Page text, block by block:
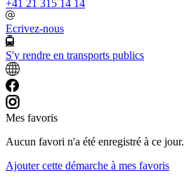
+41 21 315 14 14
Ecrivez-nous
S'y rendre en transports publics
Mes favoris
Aucun favori n'a été enregistré à ce jour.
Ajouter cette démarche à mes favoris